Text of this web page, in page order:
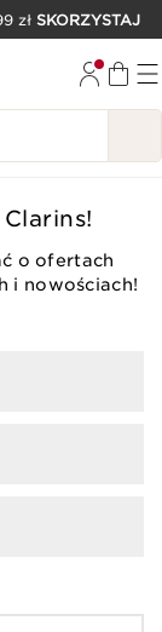
zł SKORZYSTAJ
o ofertach
i nowościach!